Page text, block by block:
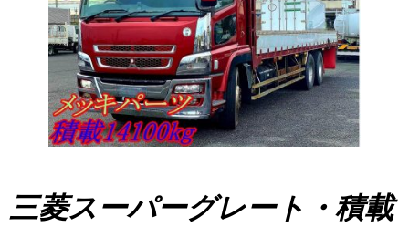
三菱スーパーグレート・積載